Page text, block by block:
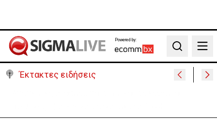
Powered by:
Search
Έκτακτες ειδήσεις